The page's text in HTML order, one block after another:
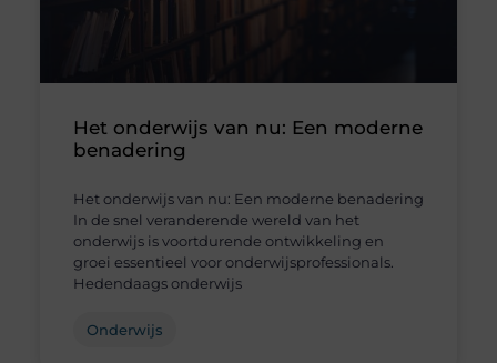
Het onderwijs van nu: Een moderne
benadering
Het onderwijs van nu: Een moderne benadering
In de snel veranderende wereld van het
onderwijs is voortdurende ontwikkeling en
groei essentieel voor onderwijsprofessionals.
Hedendaags onderwijs
Onderwijs